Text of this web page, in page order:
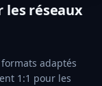
les réseaux
adaptés
1:1 pour les